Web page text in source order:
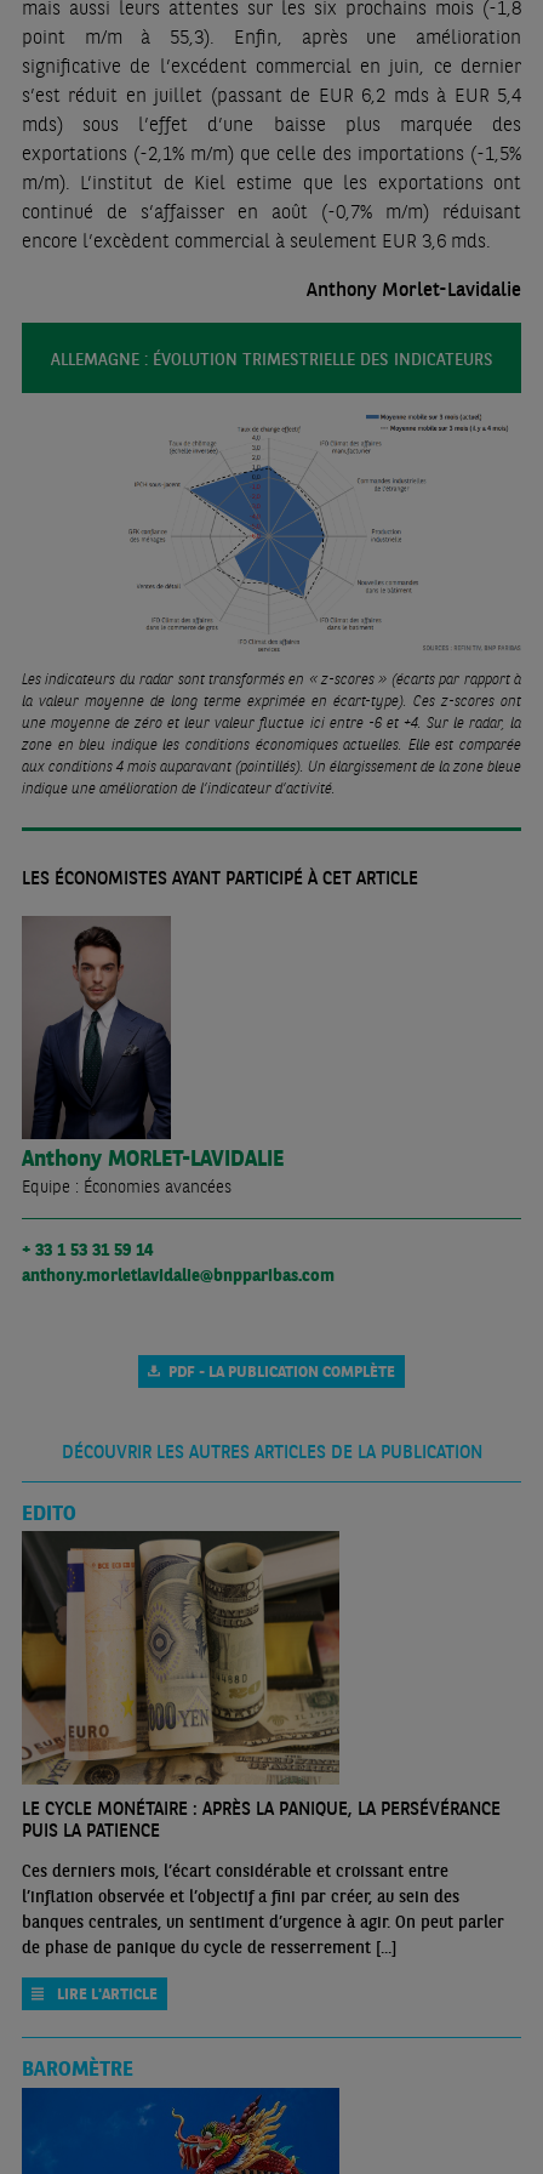
mais aussi leurs attentes sur les six prochains mois (-1,8
point m/m à 55,3). Enfin, après une amélioration
significative de l’excédent commercial en juin, ce dernier
s’est réduit en juillet (passant de EUR 6,2 mds à EUR 5,4
mds) sous l’effet d’une baisse plus marquée des
exportations (-2,1% m/m) que celle des importations (-1,5%
m/m). L’institut de Kiel estime que les exportations ont
continué de s’affaisser en août (-0,7% m/m) réduisant
encore l’excèdent commercial à seulement EUR 3,6 mds.
Anthony Morlet-Lavidalie
ALLEMAGNE : ÉVOLUTION TRIMESTRIELLE DES INDICATEURS
Les indicateurs du radar sont transformés en « z-scores » (écarts par rapport à
la valeur moyenne de long terme exprimée en écart-type). Ces z-scores ont
une moyenne de zéro et leur valeur fluctue ici entre -6 et +4. Sur le radar, la
zone en bleu indique les conditions économiques actuelles. Elle est comparée
aux conditions 4 mois auparavant (pointillés). Un élargissement de la zone bleue
indique une amélioration de l’indicateur d’activité.
LES ÉCONOMISTES AYANT PARTICIPÉ À CET ARTICLE
Anthony MORLET-LAVIDALIE
Equipe : Économies avancées
+ 33 1 53 31 59 14
anthony.morletlavidalie@bnpparibas.com
PDF - LA PUBLICATION COMPLÈTE
DÉCOUVRIR LES AUTRES ARTICLES DE LA PUBLICATION
EDITO
LE CYCLE MONÉTAIRE : APRÈS LA PANIQUE, LA PERSÉVÉRANCE
PUIS LA PATIENCE
Ces derniers mois, l’écart considérable et croissant entre
l’inflation observée et l’objectif a fini par créer, au sein des
banques centrales, un sentiment d’urgence à agir. On peut parler
de phase de panique du cycle de resserrement [...]
LIRE L'ARTICLE
BAROMÈTRE